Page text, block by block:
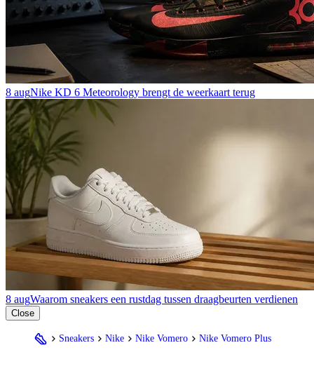
8 augNike KD 6 Meteorology brengt de weerkaart terug
8 augWaarom sneakers een rustdag tussen draagbeurten verdienen
Close
Sneakers Nike Nike Vomero Nike Vomero Plus